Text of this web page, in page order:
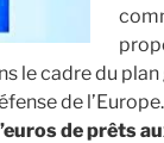
le cadre du
de
de prêts